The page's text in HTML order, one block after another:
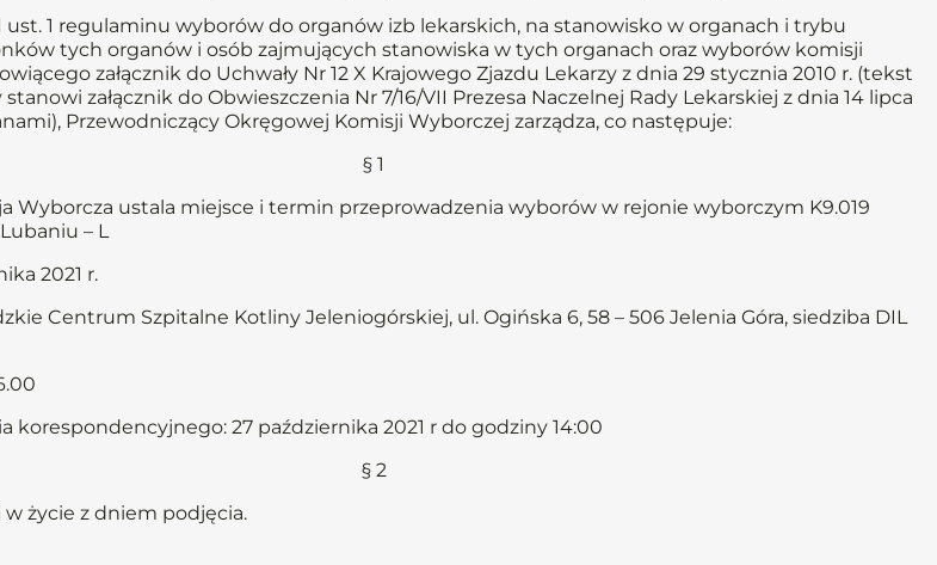
ust. 1 regulaminu wyborów do organów izb lekarskich, na stanowisko w organach i trybu
tych organów i osób zajmujących stanowiska w tych organach oraz wyborów komisji
załącznik do Uchwały Nr 12 X Krajowego Zjazdu Lekarzy z dnia 29 stycznia 2010 r. (tekst
załącznik do Obwieszczenia Nr 7/16/VII Prezesa Naczelnej Rady Lekarskiej z dnia 14 lipca
Przewodniczący Okręgowej Komisji Wyborczej zarządza, co następuje:
§ 1
Wyborcza ustala miejsce i termin przeprowadzenia wyborów w rejonie wyborczym K9.019
– L
2021 r.
Centrum Szpitalne Kotliny Jeleniogórskiej, ul. Ogińska 6, 58 – 506 Jelenia Góra, siedziba DIL
korespondencyjnego: 27 października 2021 r do godziny 14:00
§ 2
w życie z dniem podjęcia.